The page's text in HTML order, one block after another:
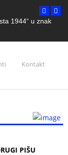
1944“ u znak
Kontakt
PIŠU